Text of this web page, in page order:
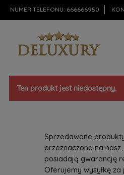
NUMER TELEFONU: 666666950
Ten produkt jest niedostępny.
Sprzedawane
przeznaczone na
posiadają gwarancję
Oferujemy wysyłkę